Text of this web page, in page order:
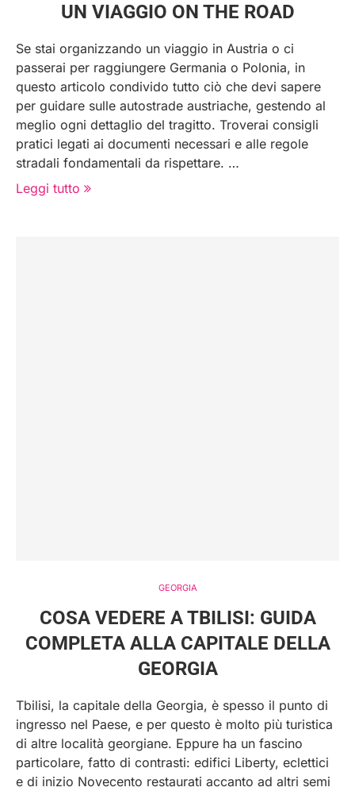
UN VIAGGIO ON THE ROAD
Se stai organizzando un viaggio in Austria o ci
passerai per raggiungere Germania o Polonia, in
questo articolo condivido tutto ciò che devi sapere
per guidare sulle autostrade austriache, gestendo al
meglio ogni dettaglio del tragitto. Troverai consigli
pratici legati ai documenti necessari e alle regole
stradali fondamentali da rispettare. …
Leggi tutto
GEORGIA
COSA VEDERE A TBILISI: GUIDA
COMPLETA ALLA CAPITALE DELLA
GEORGIA
Tbilisi, la capitale della Georgia, è spesso il punto di
ingresso nel Paese, e per questo è molto più turistica
di altre località georgiane. Eppure ha un fascino
particolare, fatto di contrasti: edifici Liberty, eclettici
e di inizio Novecento restaurati accanto ad altri semi